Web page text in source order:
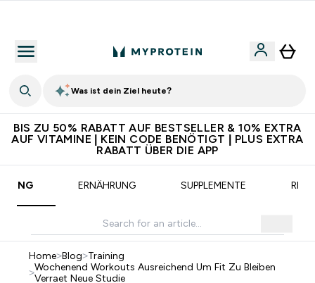
Was ist dein Ziel heute?
BIS ZU 50% RABATT AUF BESTSELLER & 10% EXTRA
AUF VITAMINE | KEIN CODE BENÖTIGT | PLUS EXTRA
RABATT ÜBER DIE APP
ERNÄHRUNG SUPPLEMENTE
Home>Blog>Training
>Wochenend Workouts Ausreichend Um Fit Zu Bleiben
Verraet Neue Studie